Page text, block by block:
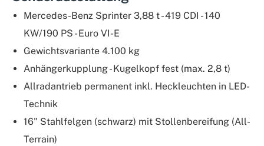
Mercedes-Benz Sprinter 3,88 t - 419 CDI - 140
KW/190 PS - Euro VI-E
Gewichtsvariante 4.100 kg
Anhängerkupplung - Kugelkopf fest (max. 2,8 t)
Allradantrieb permanent inkl. Heckleuchten in LED-
Technik
16" Stahlfelgen (schwarz) mit Stollenbereifung (All-
Terrain)